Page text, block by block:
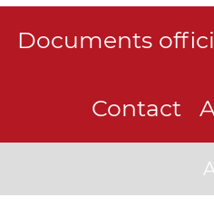
Documents
Contact